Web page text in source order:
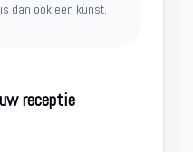
dan ook een kunst.
receptie